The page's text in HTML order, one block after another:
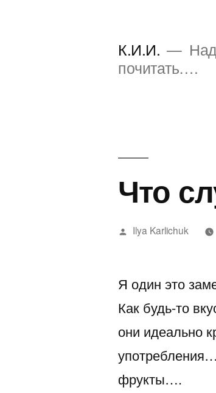
К.И.И.
почитать….
Что
Написано
Ilya Karlichuk
Я один это
Как будь-то
они идеально
фрукты….